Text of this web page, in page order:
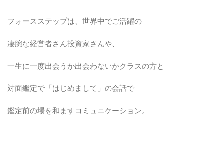
フォースステップは、世界中でご活躍の
凄腕な経営者さん投資家さんや、
一生に一度出会うか出会わないかクラスの方と
対面鑑定で「はじめまして」の会話で
鑑定前の場を和ますコミュニケーション。